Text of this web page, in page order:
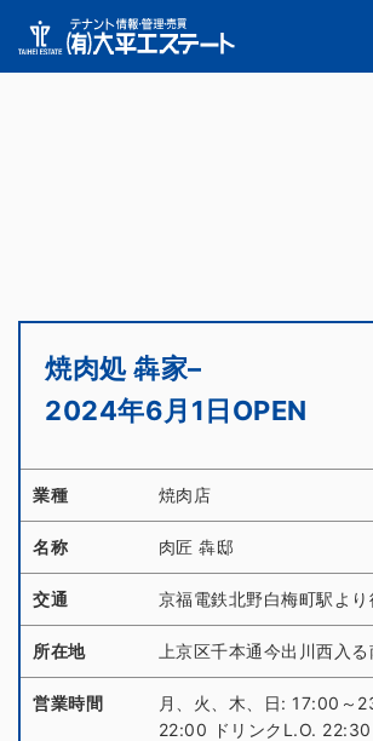
焼肉処 犇家–
2024年6月1日OPEN
業種 焼肉店
名称 肉匠 犇邸
交通 京福電鉄北野白梅町駅よ
所在地 上京区千本通今出川西入
営業時間
月、火、木、日: 17:00～
22:00 ドリンクL.O. 22:30